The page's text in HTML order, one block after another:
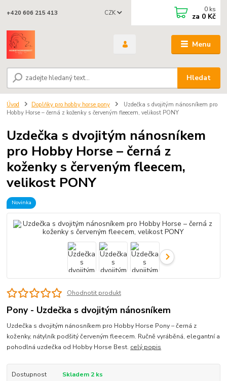
Menu
CZK
Hledat
+420 606 215 413 0 ks
za 0 Kč
Úvod Doplňky pro hobby horse pony
Uzdečka s dvojitým nánosníkem pro
Hobby Horse – černá z koženky s červeným fleecem, velikost PONY
Uzdečka s dvojitým nánosníkem
pro Hobby Horse – černá z
koženky s červeným fleecem,
velikost PONY
Novinka
Ohodnotit produkt
Pony - Uzdečka s dvojitým nánosníkem
Uzdečka s dvojitým nánosníkem pro Hobby Horse Pony – černá z
koženky, nátylník podšitý červeným fleecem. Ručně vyráběná, elegantní a
pohodlná uzdečka od Hobby Horse Best. celý popis
Dostupnost Skladem 2 ks